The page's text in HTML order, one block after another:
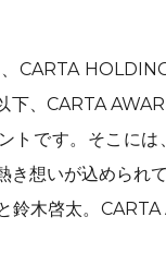
CARTA
下、CARTA
トです。そこに
き想いが込められ
鈴木啓太。